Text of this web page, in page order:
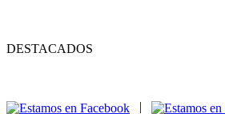
DESTACADOS